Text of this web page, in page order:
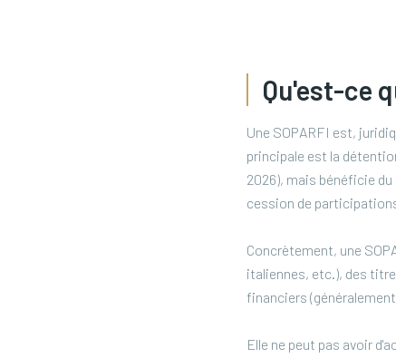
Qu'est-ce
Une SOPARFI est,
principale est la
2026), mais bénéficie
cession de
Concrètement, une
italiennes, etc.), des
financiers
Elle ne peut pas avoir